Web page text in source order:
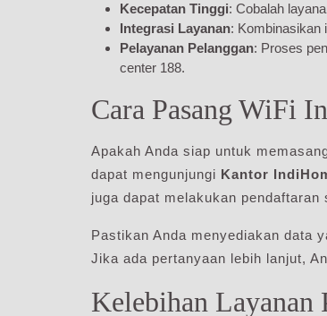
Kecepatan Tinggi: Cobalah
Integrasi Layanan: Kombinasikan
Pelayanan Pelanggan: Proses
center 188.
Cara Pasang WiFi
Apakah Anda siap untuk
dapat mengunjungi Kantor
juga dapat melakukan pendaftaran
Pastikan Anda menyediakan data
Jika ada pertanyaan lebih lanjut,
Kelebihan Layanan